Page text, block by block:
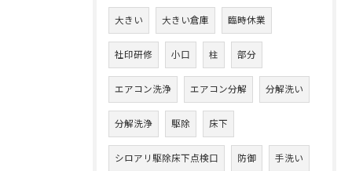
大きい 大きい倉庫 臨時休業
社印研修 小口 柱 部分
エアコン洗浄 エアコン分解 分解洗い
分解洗浄 駆除 床下
シロアリ駆除床下点検口 防御 手洗い